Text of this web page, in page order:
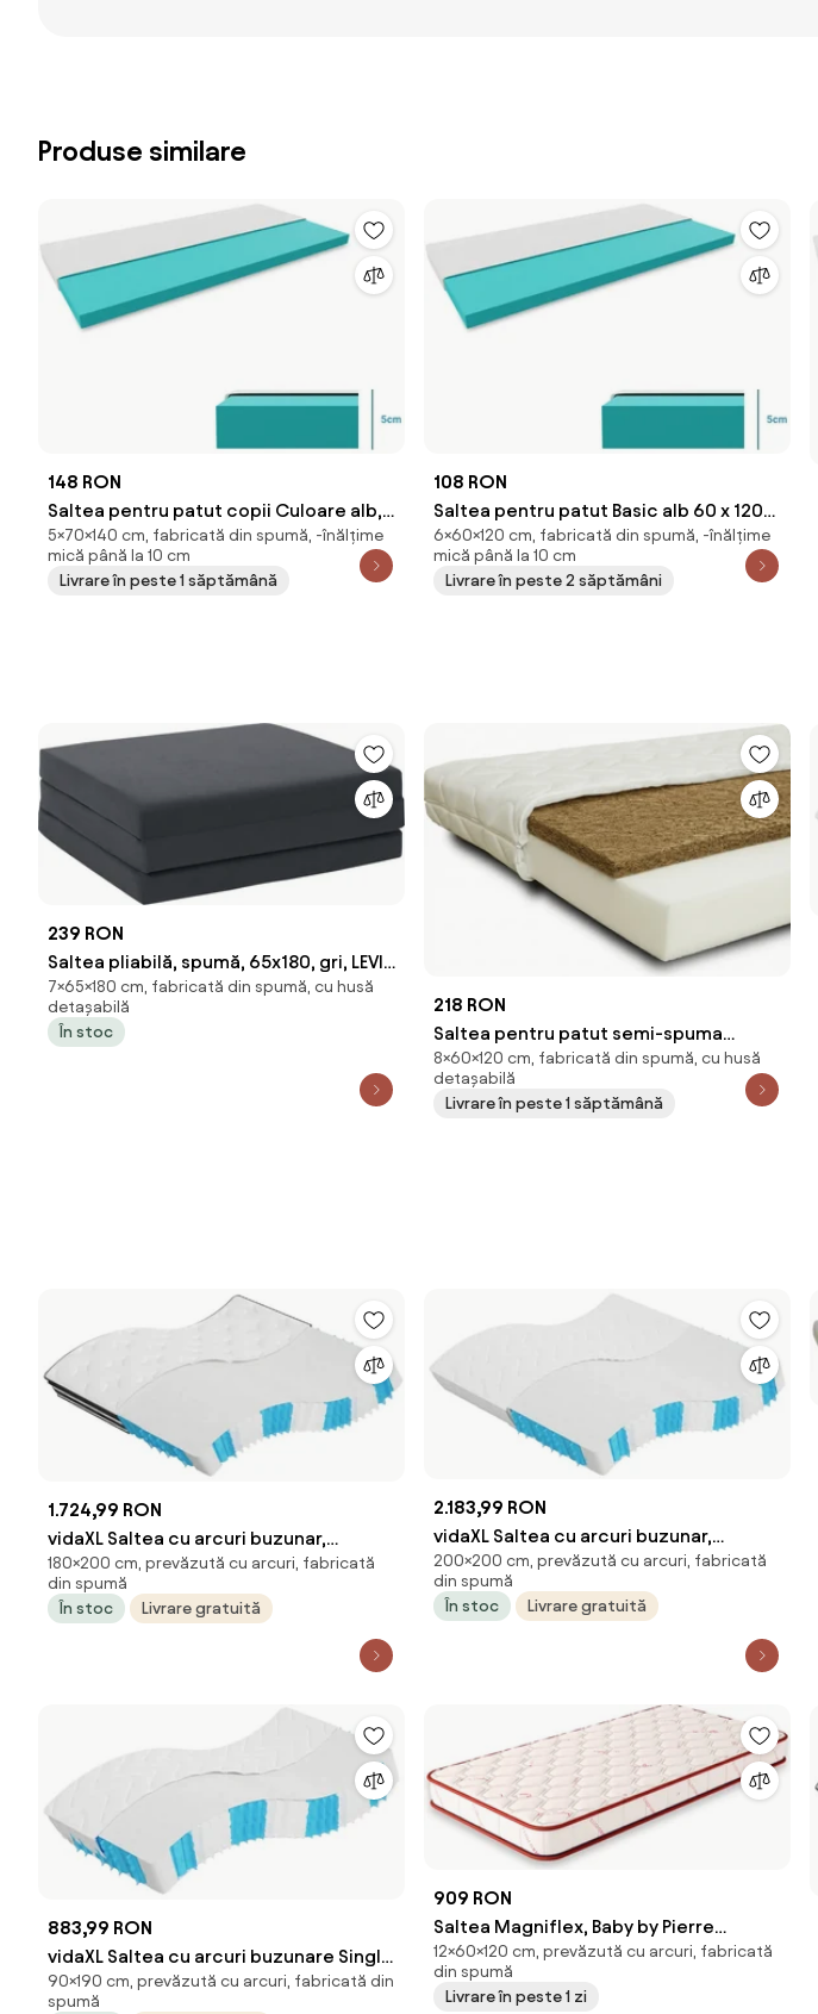
Produse similare
148 RON
Saltea pentru patut copii Culoare alb,
BASIC 70x140 cm
5×70×140 cm, fabricată din spumă, -înălțime
mică până la 10 cm
Livrare în peste 1 săptămână
108 RON
Saltea pentru patut Basic alb 60 x 120
cm Protectie saltea: Nu include
protectia de saltea
6×60×120 cm, fabricată din spumă, -înălțime
mică până la 10 cm
Livrare în peste 2 săptămâni
239 RON
Saltea pliabilă, spumă, 65x180, gri, LEVI
65
7×65×180 cm, fabricată din spumă, cu husă
detașabilă
În stoc
218 RON
Saltea pentru patut semi-spuma
Cocos 60 x 120 cm
8×60×120 cm, fabricată din spumă, cu husă
detașabilă
Livrare în peste 1 săptămână
1.724,99 RON
vidaXL Saltea cu arcuri buzunar,
fermitate medie, 180x200 cm
180×200 cm, prevăzută cu arcuri, fabricată
din spumă
În stoc
Livrare gratuită
2.183,99 RON
vidaXL Saltea cu arcuri buzunar,
fermitate medie, 200x200 cm
200×200 cm, prevăzută cu arcuri, fabricată
din spumă
În stoc
Livrare gratuită
883,99 RON
vidaXL Saltea cu arcuri buzunare Single
Size fermitate medie 90x190 cm
90×190 cm, prevăzută cu arcuri, fabricată din
spumă
909 RON
Saltea Magniflex, Baby by Pierre
Cardin, 60x120x12, Tare
12×60×120 cm, prevăzută cu arcuri, fabricată
din spumă
Livrare în peste 1 zi